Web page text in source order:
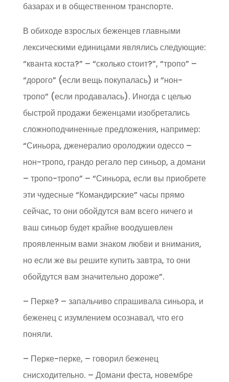
базарах и в общественном транспорте.
В обиходе взрослых беженцев главными
лексическими единицами являлись следующие:
“кванта коста?” – “сколько стоит?”, “тропо” –
“дорого” (если вещь покупалась) и “нон-
тропо” (если продавалась). Иногда с целью
быстрой продажи беженцами изобретались
сложноподчиненные предложения, например:
“Синьора, дженералио оролоджии одессо –
нон-тропо, грандо регало пер синьор, а домани
– тропо-тропо” – “Синьора, если вы приобрете
эти чудесные “Командирские” часы прямо
сейчас, то они обойдутся вам всего ничего и
ваш синьор будет крайне воодушевлен
проявленным вами знаком любви и внимания,
но если же вы решите купить завтра, то они
обойдутся вам значительно дороже”.
– Перке? – запальчиво спрашивала синьора, и
беженец с изумлением осознавал, что его
поняли.
– Перке-перке, – говорил беженец
снисходительно. – Домани феста, новембре